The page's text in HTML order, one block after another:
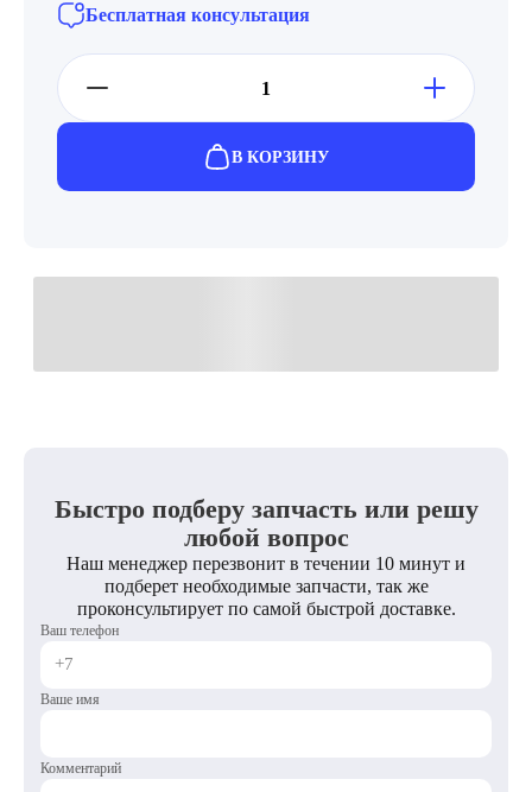
Бесплатная консультация
В КОРЗИНУ
Быстро подберу запчасть или решу
любой вопрос
Наш менеджер перезвонит в течении 10 минут и
подберет необходимые запчасти, так же
проконсультирует по самой быстрой доставке.
Ваш телефон
Ваше имя
Комментарий